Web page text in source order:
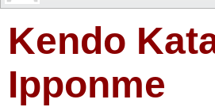
Kendo
Ipponme